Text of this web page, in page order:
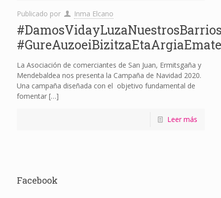
Publicado por Inma Elcano
La Asociación de comerciantes de San Juan, Ermitsgaña y
Mendebaldea nos presenta la Campaña de Navidad 2020.
Una campaña diseñada con el objetivo fundamental de
fomentar[…]
Leer más
Facebook